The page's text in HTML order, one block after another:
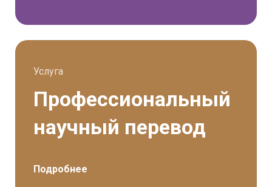
Услуга
Профессиональный
научный перевод
Подробнее